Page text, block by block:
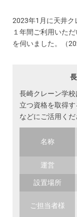
2023年1月に天井ク
１年間ご利用いた
を伺いました。（
長崎クレーン学
立つ資格を取得
などにご活用くだ
名称
運営
設置場所
ご担当者様